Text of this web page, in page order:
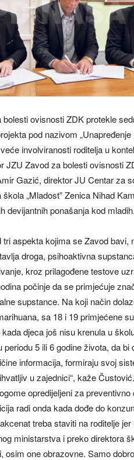
ovisnosti ZDK protekle
pod nazivom
involviranosti roditelja u
JZU Zavod za bolesti ovisnosti
Gazić, direktor JU Centar za
„Mladost” Zenica Nihad
devijantnih ponašanja kod mladih.
aspekta kojima se Zavod bavi,
droga, psihoaktivna
kroz prilagođene testove
počinje da se primjećuje
supstance. Na koji način
sa 18 i 19 primjećene
djeca još nisu krenula u
5 ili 6 godine života, da
informacija, formiraju svoj
u zajednici“, kaže Čustović.
opredijeljeni za
radi onda kada dođe do
treba staviti na roditelje
ministarstva i preko direktora
osim one obrazovne. Samo